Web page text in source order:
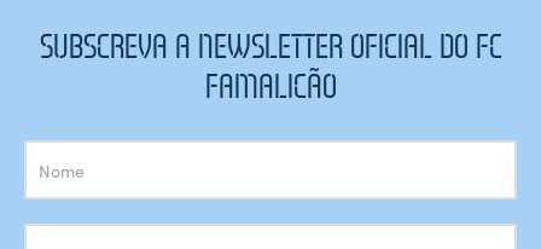
SUBSCREVA A NEWSLETTER OFICIAL DO FC
FAMALICÃO
Subscrição
Newsletter